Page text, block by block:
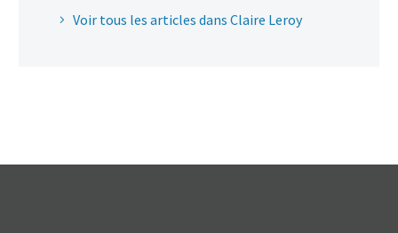
Voir tous les articles dans Claire Leroy